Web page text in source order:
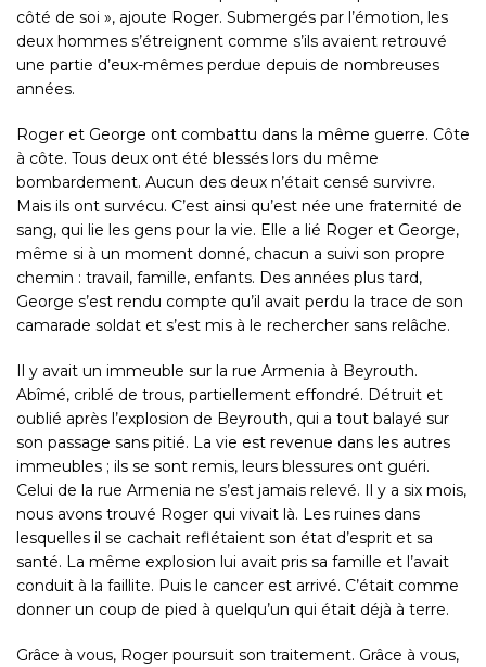
côté de soi », ajoute Roger. Submergés par l’émotion, les
deux hommes s’étreignent comme s’ils avaient retrouvé
une partie d’eux-mêmes perdue depuis de nombreuses
années.
Roger et George ont combattu dans la même guerre. Côte
à côte. Tous deux ont été blessés lors du même
bombardement. Aucun des deux n’était censé survivre.
Mais ils ont survécu. C’est ainsi qu’est née une fraternité de
sang, qui lie les gens pour la vie. Elle a lié Roger et George,
même si à un moment donné, chacun a suivi son propre
chemin : travail, famille, enfants. Des années plus tard,
George s’est rendu compte qu’il avait perdu la trace de son
camarade soldat et s’est mis à le rechercher sans relâche.
Il y avait un immeuble sur la rue Armenia à Beyrouth.
Abîmé, criblé de trous, partiellement effondré. Détruit et
oublié après l’explosion de Beyrouth, qui a tout balayé sur
son passage sans pitié. La vie est revenue dans les autres
immeubles ; ils se sont remis, leurs blessures ont guéri.
Celui de la rue Armenia ne s’est jamais relevé. Il y a six mois,
nous avons trouvé Roger qui vivait là. Les ruines dans
lesquelles il se cachait reflétaient son état d’esprit et sa
santé. La même explosion lui avait pris sa famille et l’avait
conduit à la faillite. Puis le cancer est arrivé. C’était comme
donner un coup de pied à quelqu’un qui était déjà à terre.
Grâce à vous, Roger poursuit son traitement. Grâce à vous,